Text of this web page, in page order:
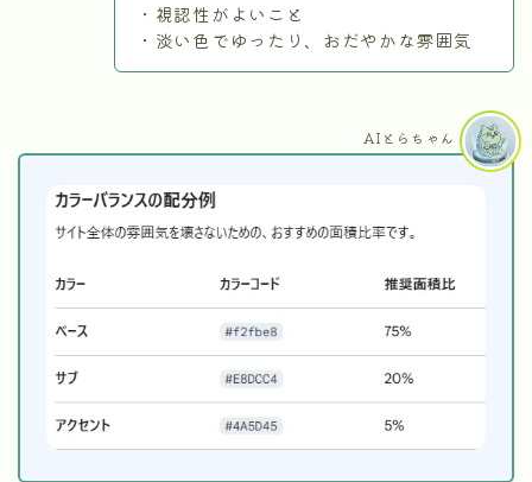
・視認性がよいこと
・淡い色でゆったり、おだやかな雰囲気
AIとらちゃん